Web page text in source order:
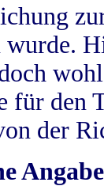
wurde.
für den
der